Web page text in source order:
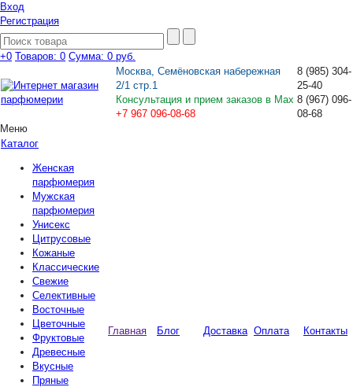
Вход
Регистрация
+0 Товаров: 0 Сумма: 0 руб.
Москва, Семёновская набережная
2/1 стр.1
Консультация и прием заказов в Max
+7 967 096-08-68
8 (985) 304-
25-40
8 (967) 096-
08-68
Меню
Каталог
Женская
парфюмерия
Мужская
парфюмерия
Унисекс
Цитрусовые
Кожаные
Классические
Свежие
Селективные
Восточные
Цветочные
Фруктовые
Древесные
Вкусные
Пряные
Главная Блог Доставка Оплата Контакты